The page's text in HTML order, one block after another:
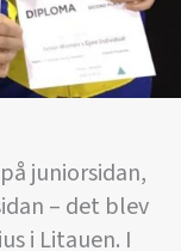
juniorsidan,
– det blev
i Litauen. I